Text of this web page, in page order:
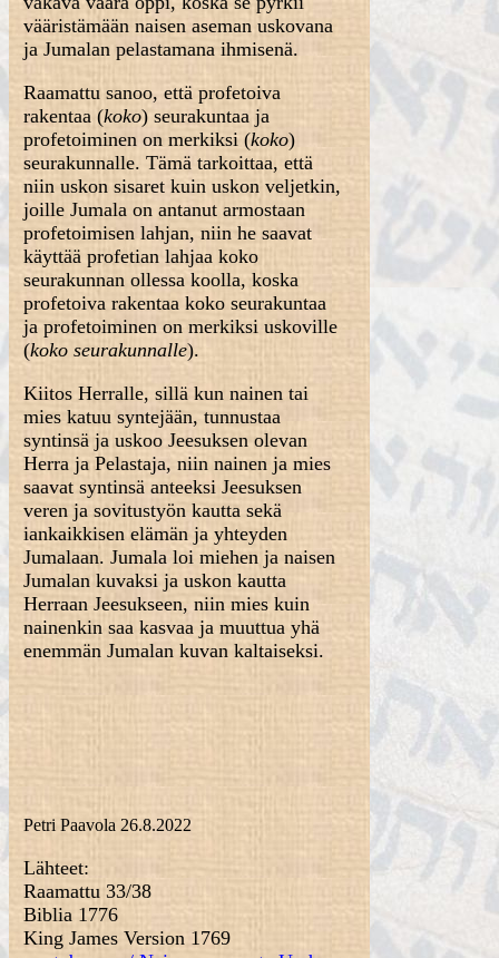
vääristämään naisen aseman uskovana
ja Jumalan pelastamana ihmisenä.
Raamattu sanoo, että profetoiva
rakentaa (koko) seurakuntaa ja
profetoiminen on merkiksi (koko)
seurakunnalle. Tämä tarkoittaa, että
niin uskon sisaret kuin uskon veljetkin,
joille Jumala on antanut armostaan
profetoimisen lahjan, niin he saavat
käyttää profetian lahjaa koko
seurakunnan ollessa koolla, koska
profetoiva rakentaa koko seurakuntaa
ja profetoiminen on merkiksi uskoville
(koko seurakunnalle).
Kiitos Herralle, sillä kun nainen tai
mies katuu syntejään, tunnustaa
syntinsä ja uskoo Jeesuksen olevan
Herra ja Pelastaja, niin nainen ja mies
saavat syntinsä anteeksi Jeesuksen
veren ja sovitustyön kautta sekä
iankaikkisen elämän ja yhteyden
Jumalaan. Jumala loi miehen ja naisen
Jumalan kuvaksi ja uskon kautta
Herraan Jeesukseen, niin mies kuin
nainenkin saa kasvaa ja muuttua yhä
enemmän Jumalan kuvan kaltaiseksi.
Petri Paavola 26.8.2022
Lähteet:
Raamattu 33/38
Biblia 1776
King James Version 1769